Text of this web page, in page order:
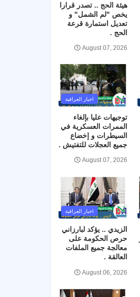
هيئة الحج .. تصدر قرارا
يخص "لم الشمل" و
تعديل استمارة قرعة
الحج .
August 07, 2026
اخبار العراقية
توجيهات عليا بإلغاء
الممرات العسكرية في
السيطرات و إخضاع
جميع العجلات للتفتيش .
August 07, 2026
اخبار العراقية
الزيدي .. يؤكد لبارزاني
حرص الحكومة على
معالجة جميع الملفات
العالقة .
August 06, 2026